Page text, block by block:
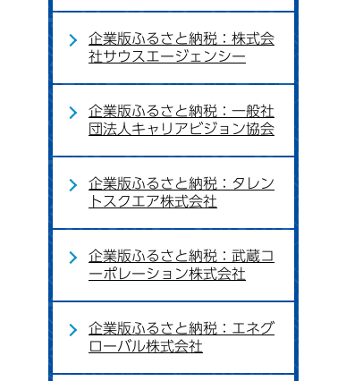
企業版ふるさと納税：株式会
社サウスエージェンシー
企業版ふるさと納税：一般社
団法人キャリアビジョン協会
企業版ふるさと納税：タレン
トスクエア株式会社
企業版ふるさと納税：武蔵コ
ーポレーション株式会社
企業版ふるさと納税：エネグ
ローバル株式会社